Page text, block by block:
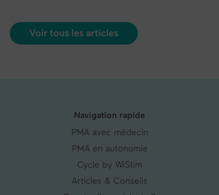
Voir tous les articles
Navigation rapide
PMA avec médecin
PMA en autonomie
Cycle by WiStim
Articles & Conseils